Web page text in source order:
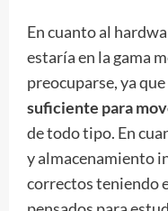
En cuanto al
estaría en la gama
preocuparse, ya que
suficiente para
de todo tipo. En
y almacenamiento
correctos teniendo